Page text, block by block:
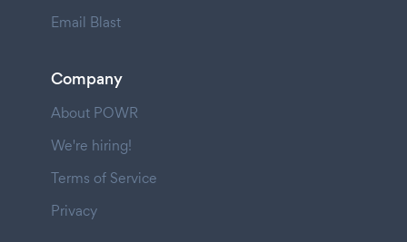
Email Blast
Company
About POWR
We're hiring!
Terms of Service
Privacy